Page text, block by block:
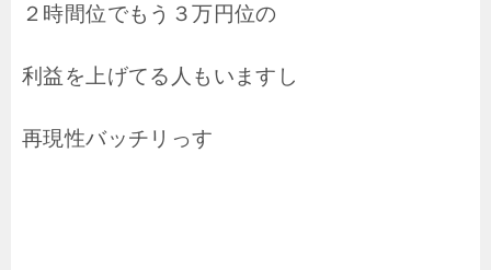
２時間位でもう３万円位の
利益を上げてる人もいますし
再現性バッチリっす